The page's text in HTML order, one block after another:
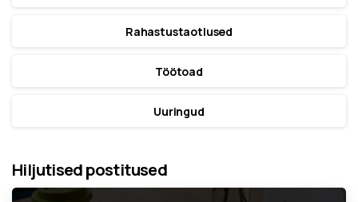
Rahastustaotlused
Töötoad
Uuringud
Hiljutised postitused